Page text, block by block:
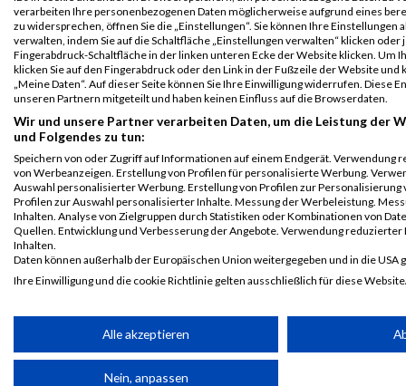
GPos = Geschlechter Position, KPos = Kategorie Position, TPos =
Team Position, DNS = Did not start, DNF = Did not finish, DQ =
Disqualifiziert
verarbeiten Ihre personenbezogenen Daten möglicherweise aufgrund eines
zu widersprechen, öffnen Sie die „Einstellungen“. Sie können Ihre Einstellungen
verwalten, indem Sie auf die Schaltfläche „Einstellungen verwalten“ klicken oder
Fingerabdruck-Schaltfläche in der linken unteren Ecke der Website klicken. Um
klicken Sie auf den Fingerabdruck oder den Link in der Fußzeile der Website und
„Meine Daten“. Auf dieser Seite können Sie Ihre Einwilligung widerrufen. Diese
unseren Partnern mitgeteilt und haben keinen Einfluss auf die Browserdaten.
Wir und unsere Partner verarbeiten Daten, um die Leistung der
und Folgendes zu tun:
Speichern von oder Zugriff auf Informationen auf einem Endgerät. Verwendung
von Werbeanzeigen. Erstellung von Profilen für personalisierte Werbung.
Auswahl personalisierter Werbung. Erstellung von Profilen zur Personalisierung
Profilen zur Auswahl personalisierter Inhalte. Messung der Werbeleistung.
Inhalten. Analyse von Zielgruppen durch Statistiken oder Kombinationen von
Quellen. Entwicklung und Verbesserung der Angebote. Verwendung reduzierter
Inhalten.
Daten können außerhalb der Europäischen Union weitergegeben und in die USA
Ihre Einwilligung und die cookie Richtlinie gelten ausschließlich für diese
Wir nutzen Ihre Daten für folgende Zwecke:
Alle akzeptieren
Nein, anpassen